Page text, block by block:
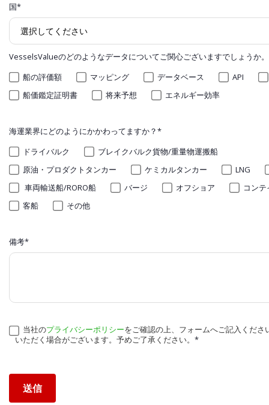
国*
VesselsValueのどのようなデータについてご関心ございますでしょうか。
船の評価額
マッピング データベース
API
船価鑑定証明書
将来予想 エネルギー効率
海運業界にどのようにかかわってますか？*
ドライバルク
ブレイクバルク貨物/重量物運搬船
原油・プロダクトタンカー
ケミカルタンカー
LNG
車両輸送船/RORO船
バージ オフショア
コン
客船
その他
備考*
当社のプライバシーポリシーをご確認の上、フォームへご記入くださ
いただく場合がございます。予めご了承ください。 *